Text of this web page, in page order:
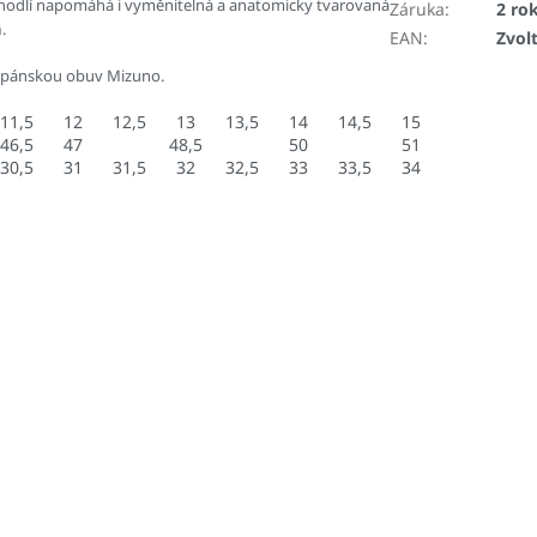
napomáhá i vyměnitelná a anatomicky tvarovaná
.
obuv Mizuno.
11,5 12 12,5 13 13,5 14 14,5
15
46,5
47 48,5 50
51
30,5
31 31,5 32 32,5 33 33,5 34
Záruka:
2
EAN: